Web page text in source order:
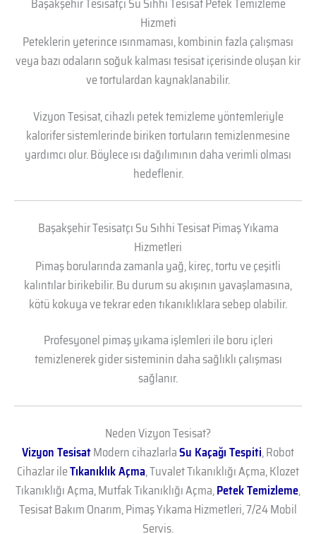
Hizmeti
Peteklerin yeterince ısınmaması, kombinin fazla çalışması
veya bazı odaların soğuk kalması tesisat içerisinde oluşan kir
ve tortulardan kaynaklanabilir.
Vizyon Tesisat, cihazlı petek temizleme yöntemleriyle
kalorifer sistemlerinde biriken tortuların temizlenmesine
yardımcı olur. Böylece ısı dağılımının daha verimli olması
hedeflenir.
Başakşehir Tesisatçı Su Sıhhi Tesisat Pimaş Yıkama
Hizmetleri
Pimaş borularında zamanla yağ, kireç, tortu ve çeşitli
kalıntılar birikebilir. Bu durum su akışının yavaşlamasına,
kötü kokuya ve tekrar eden tıkanıklıklara sebep olabilir.
Profesyonel pimaş yıkama işlemleri ile boru içleri
temizlenerek gider sisteminin daha sağlıklı çalışması
sağlanır.
Neden Vizyon Tesisat?
Vizyon TesisatModern cihazlarlaSu Kaçağı Tespiti, Robot
Cihazlar ileTıkanıklık Açma, Tuvalet Tıkanıklığı Açma, Klozet
Tıkanıklığı Açma, Mutfak Tıkanıklığı Açma,Petek Temizleme,
Tesisat Bakım Onarım, Pimaş Yıkama Hizmetleri, 7/24 Mobil
Servis.